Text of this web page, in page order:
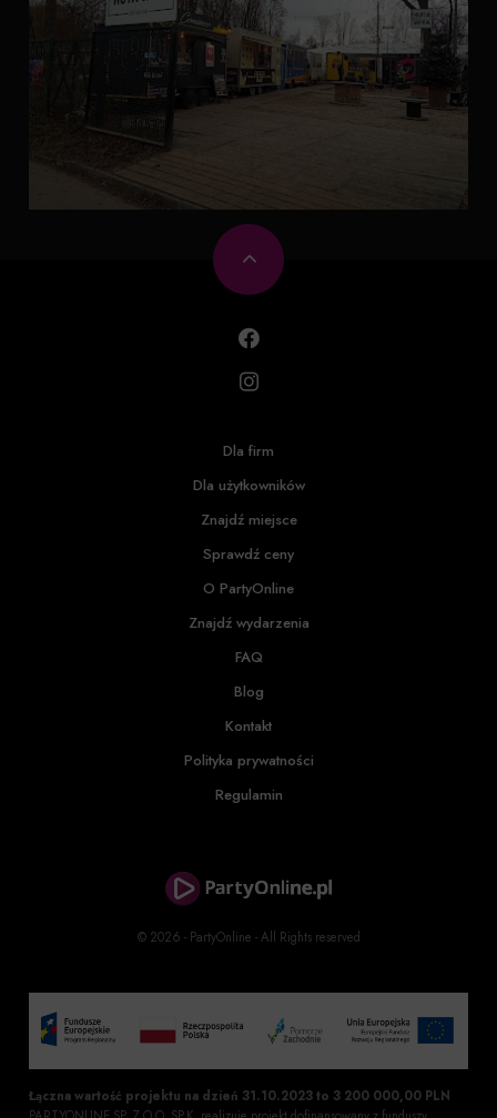
© 2026 - PartyOnline - All Rights reserved
Dla firm
Dla użytkowników
Znajdź miejsce
Sprawdź ceny
O PartyOnline
Znajdź wydarzenia
FAQ
Blog
Kontakt
Polityka prywatności
Regulamin
Łączna wartość projektu na dzień 31.10.2023 to 3 200 000,00 PLN